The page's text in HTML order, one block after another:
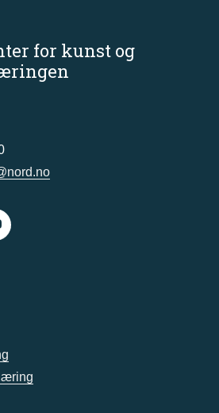
for kunst og